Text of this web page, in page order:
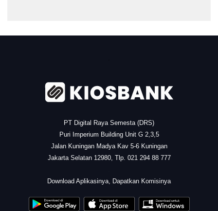
PT Digital Raya Semesta (DRS)
Puri Imperium Building Unit G 2,3,5
Jalan Kuningan Madya Kav 5-6 Kuningan
Jakarta Selatan 12980, Tlp. 021 294 88 777
Download Aplikasinya, Dapatkan Komisinya